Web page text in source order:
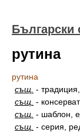
Български
рутина
рутина
същ. -
същ. -
същ. - шаблон,
същ. - серия,